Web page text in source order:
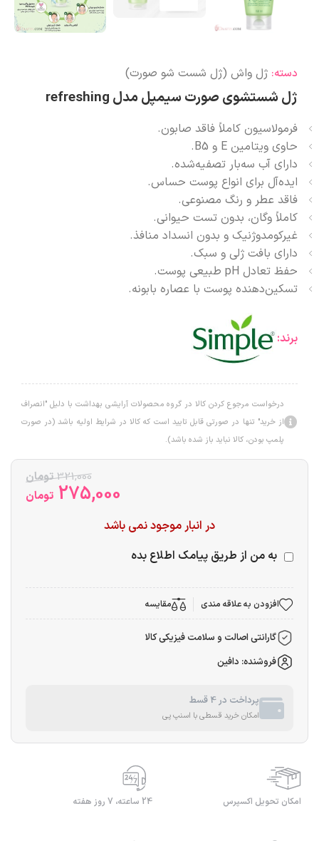
دسته: ژل واش (ژل شست شو صورت)
ژل شستشوی صورت سیمپل مدل refreshing
فرمولاسیون کاملاً فاقد صابون.
حاوی ویتامین E و B5.
دارای آب سه‌بار تصفیه‌شده.
ایده‌آل برای انواع پوست حساس.
فاقد عطر و رنگ مصنوعی.
کاملاً وگان، بدون تست حیوانی.
غیرکومدوژنیک و بدون انسداد منافذ.
دارای بافت ژلی و سبک.
حفظ تعادل pH طبیعی پوست.
تسکین‌دهنده پوست با عصاره بابونه.
برند:
درخواست مرجوع کردن کالا در گروه محصولات آرایشی بهداشت با دلیل "انصراف
از خرید" تنها در صورتی قابل تایید است که کالا در شرایط اولیه باشد (در صورت
پلمپ بودن، کالا نباید باز شده باشد).
321,000 تومان
275,000 تومان
در انبار موجود نمی باشد
به من از طریق پیامک اطلاع بده
افزودن به علاقه مندی مقایسه
گارانتی اصالت و سلامت فیزیکی کالا
فروشنده: دافین
پرداخت در 4 قسط
امکان خرید قسطی با اسنپ پی
امکان تحویل اکسپرس 24 ساعته، 7 روز هفته